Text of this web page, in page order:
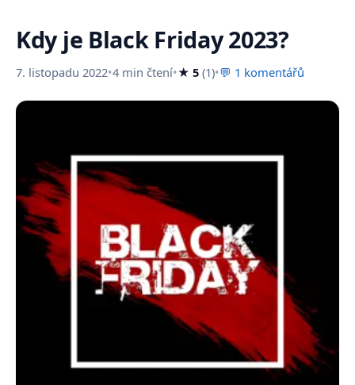
Kdy je Black Friday 2023?
7. listopadu 2022•4 min čtení•★ 5 (1)•💬 1 komentářů